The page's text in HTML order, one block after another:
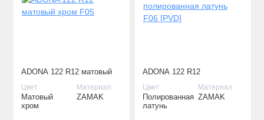
ADONA 122 R12 матовый
хром F05
Цвет
Матовый
хром
Материал
ZAMAK
ADONA 122 R12
полированная латунь F06
[PVD]
Цвет
Полированная
латунь
Материал
ZAMAK